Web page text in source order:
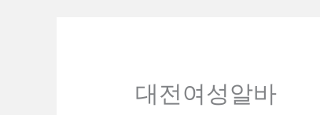
대전여성알바